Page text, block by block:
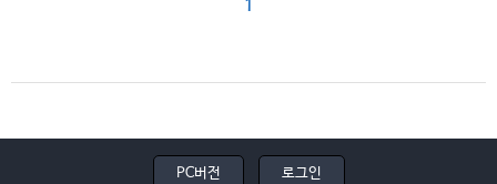
1
PC버전 로그인